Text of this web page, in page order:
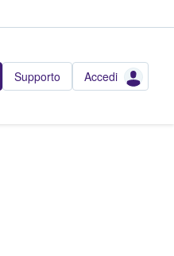
Supporto Accedi